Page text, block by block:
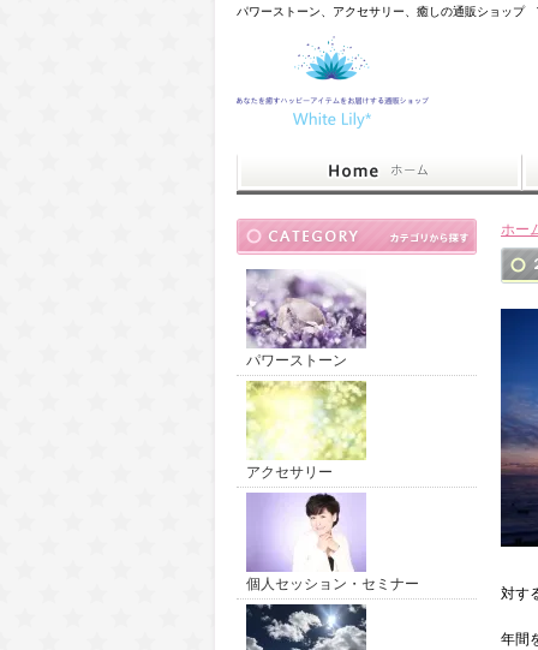
パワーストーン、アクセサリー、癒しの通販ショップ
パワーストーン
アクセサリー
個人セッション・セミナー
ホー
対す
年間